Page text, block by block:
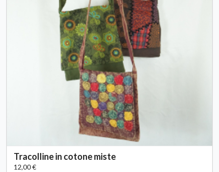
Tracolline in cotone miste
12,00 €